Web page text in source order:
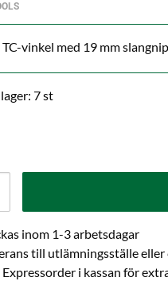
TC-vinkel med 19 mm
7 st
inom 1-3 arbetsdagar
till utlämningsställe
Expressorder i kassan för